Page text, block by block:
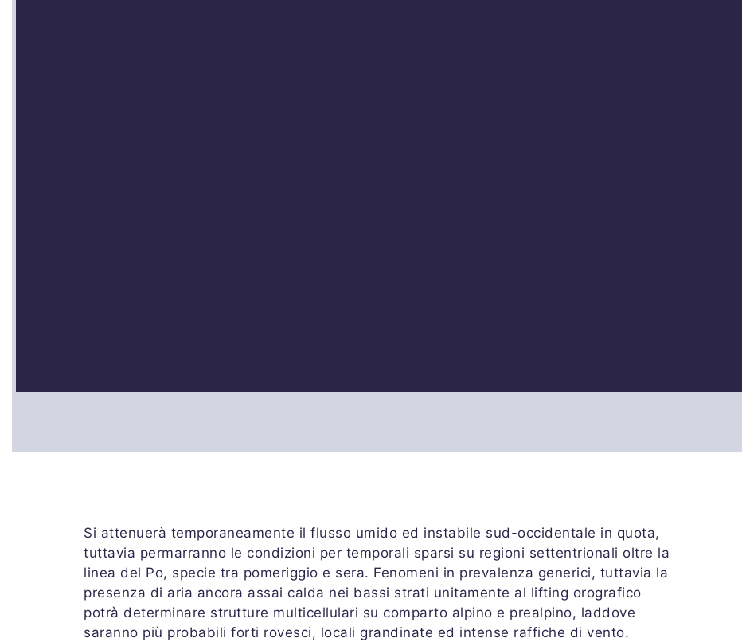
Si attenuerà temporaneamente il flusso umido ed instabile sud-occidentale in quota,
tuttavia permarranno le condizioni per temporali sparsi su regioni settentrionali oltre la
linea del Po, specie tra pomeriggio e sera. Fenomeni in prevalenza generici, tuttavia la
presenza di aria ancora assai calda nei bassi strati unitamente al lifting orografico
potrà determinare strutture multicellulari su comparto alpino e prealpino, laddove
saranno più probabili forti rovesci, locali grandinate ed intense raffiche di vento.